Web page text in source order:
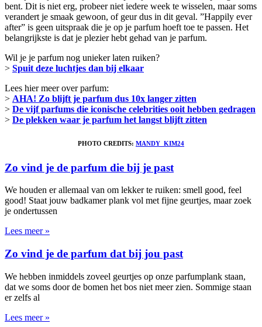
bent. Dit is niet erg, probeer niet iedere week te wisselen, maar soms
verandert je smaak gewoon, of geur dus in dit geval. ”Happily ever
after” is geen uitspraak die je op je parfum hoeft toe te passen. Het
belangrijkste is dat je plezier hebt gehad van je parfum.
Wil je je parfum nog unieker laten ruiken?
> Spuit deze luchtjes dan bij elkaar
Lees hier meer over parfum:
> AHA! Zo blijft je parfum dus 10x langer zitten
> De vijf parfums die iconische celebrities ooit hebben gedragen
> De plekken waar je parfum het langst blijft zitten
PHOTO CREDITS: MANDY_KIM24
Zo vind je de parfum die bij je past
We houden er allemaal van om lekker te ruiken: smell good, feel
good! Staat jouw badkamer plank vol met fijne geurtjes, maar zoek
je ondertussen
Lees meer »
Zo vind je de parfum dat bij jou past
We hebben inmiddels zoveel geurtjes op onze parfumplank staan,
dat we soms door de bomen het bos niet meer zien. Sommige staan
er zelfs al
Lees meer »